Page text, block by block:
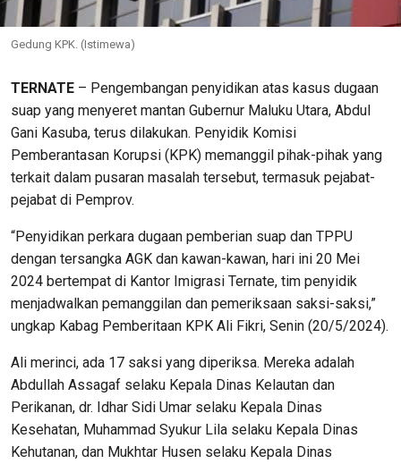
Gedung KPK. (Istimewa)
TERNATE – Pengembangan penyidikan atas kasus dugaan
suap yang menyeret mantan Gubernur Maluku Utara, Abdul
Gani Kasuba, terus dilakukan. Penyidik Komisi
Pemberantasan Korupsi (KPK) memanggil pihak-pihak yang
terkait dalam pusaran masalah tersebut, termasuk pejabat-
pejabat di Pemprov.
“Penyidikan perkara dugaan pemberian suap dan TPPU
dengan tersangka AGK dan kawan-kawan, hari ini 20 Mei
2024 bertempat di Kantor Imigrasi Ternate, tim penyidik
menjadwalkan pemanggilan dan pemeriksaan saksi-saksi,”
ungkap Kabag Pemberitaan KPK Ali Fikri, Senin (20/5/2024).
Ali merinci, ada 17 saksi yang diperiksa. Mereka adalah
Abdullah Assagaf selaku Kepala Dinas Kelautan dan
Perikanan, dr. Idhar Sidi Umar selaku Kepala Dinas
Kesehatan, Muhammad Syukur Lila selaku Kepala Dinas
Kehutanan, dan Mukhtar Husen selaku Kepala Dinas